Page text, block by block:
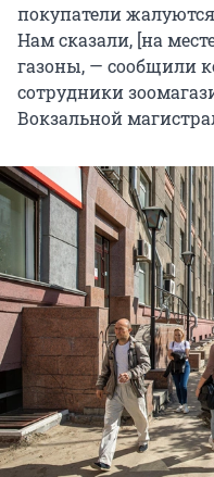
покупатели
Нам сказали, [на
газоны, — сообщили
сотрудники
Вокзальной